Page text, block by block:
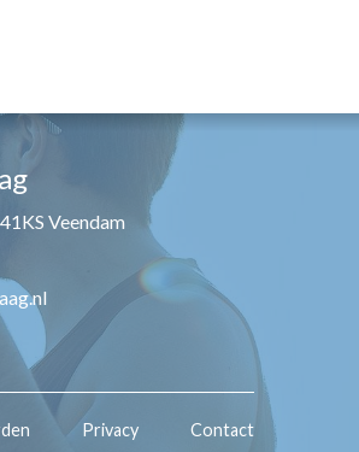
Veendam
Privacy Contact